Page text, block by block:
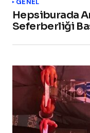
Hepsiburada
Seferberliği